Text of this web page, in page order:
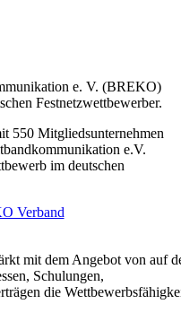
e. V. (BREKO)
Festnetzwettbewerber.
550 Mitgliedsunternehmen
e.V.
im deutschen
Verband
mit dem Angebot von auf
Schulungen,
die